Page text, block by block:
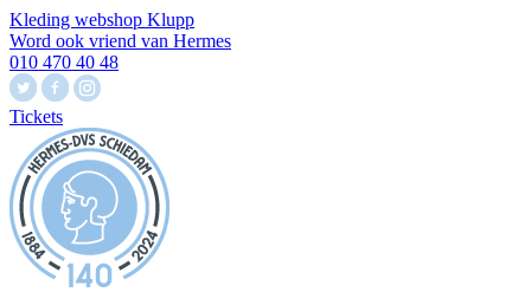
Kleding webshop Klupp
Word ook vriend van Hermes
010 470 40 48
Tickets